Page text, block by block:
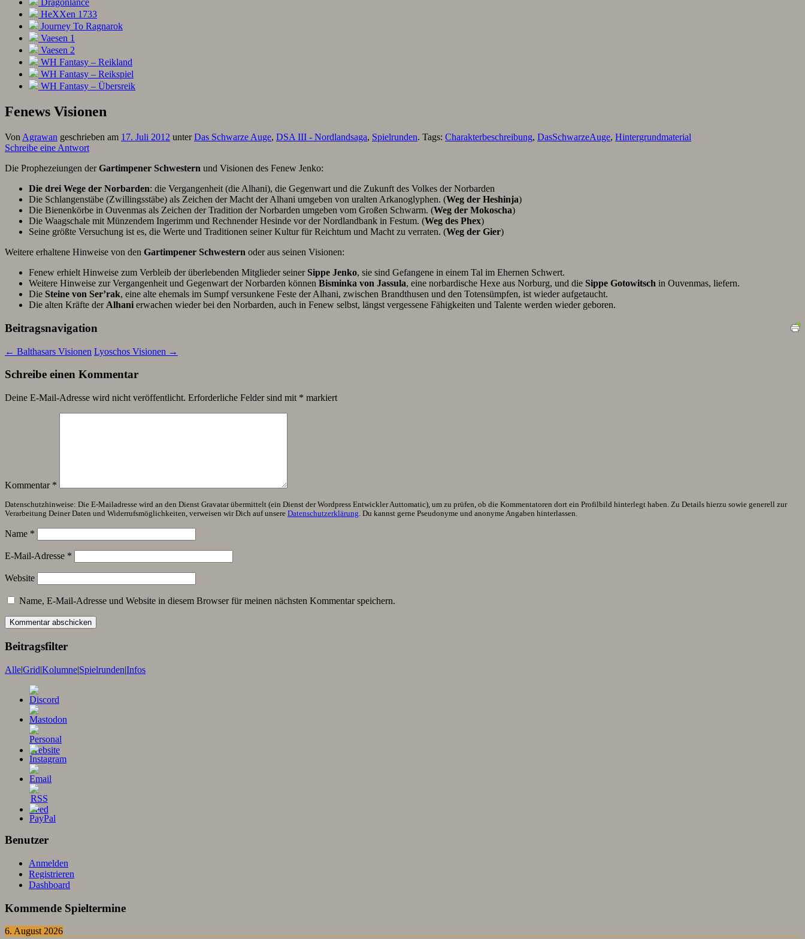
Dragonlance
HeXXen 1733
Journey To Ragnarok
Vaesen 1
Vaesen 2
WH Fantasy – Reikland
WH Fantasy – Reikspiel
WH Fantasy – Übersreik
Fenews Visionen
Von Agrawan geschrieben am 17. Juli 2012 unterDas Schwarze Auge, DSA III - Nordlandsaga, Spielrunden. Tags: Charakterbeschreibung, DasSchwarzeAuge, Hintergrundmaterial
Schreibe eine Antwort
Die Prophezeiungen derGartimpener Schwestern und Visionen des Fenew Jenko:
Die drei Wege der Norbarden: die Vergangenheit (die Alhani), die Gegenwart und die Zukunft des Volkes der Norbarden
Die Schlangenstäbe (Zwillingsstäbe) als Zeichen der Macht der Alhani umgeben von uralten Arkanoglyphen. (Weg der Heshinja)
Die Bienenkörbe in Ouvenmas als Zeichen der Tradition der Norbarden umgeben vom Großen Schwarm. (Weg der Mokoscha)
Die Waagschale mit Münzendem Ingerimm und Rechnender Hesinde vor der Nordlandbank in Festum. (Weg des Phex)
Seine größte Versuchung ist es, die Werte und Traditionen seiner Kultur für Reichtum und Macht zu verraten. (Weg der Gier)
Weitere erhaltene Hinweise von den Gartimpener Schwestern oder aus seinen Visionen:
Fenew erhielt Hinweise zum Verbleib der überlebenden Mitglieder seinerSippe Jenko, sie sind Gefangene in einem Tal im Ehernen Schwert.
Weitere Hinweise zur Vergangenheit und Gegenwart der Norbarden können Bisminka von Jassula, eine norbardische Hexe aus Norburg, und die Sippe Gotowitsch in Ouvenmas, liefern.
Die Steine von Ser’rak, eine alte ehemals im Sumpf versunkene Feste der Alhani, zwischen Brandthusen und den Totensümpfen, ist wieder aufgetaucht.
Die alten Kräfte der Alhani erwachen wieder bei den Norbarden, auch in Fenew selbst, längst vergessene Fähigkeiten und Talente werden wieder geboren.
Beitragsnavigation
← Balthasars Visionen Lyoschos Visionen →
Schreibe einen Kommentar
Deine E-Mail-Adresse wird nicht veröffentlicht. Erforderliche Felder sind mit * markiert
Kommentar *
Datenschutzhinweise: Die E-Mailadresse wird an den Dienst Gravatar übermittelt (ein Dienst der Wordpress Entwickler Auttomatic), um zu prüfen, ob die Kommentatoren dort ein Profilbild hinterlegt haben. Zu Details hierzu sowie generell zur
Verarbeitung Deiner Daten und Widerrufsmöglichkeiten, verweisen wir Dich auf unsere Datenschutzerklärung. Du kannst gerne Pseudonyme und anonyme Angaben hinterlassen.
Name *
E-Mail-Adresse *
Website
Name, E-Mail-Adresse und Website in diesem Browser für meinen nächsten Kommentar speichern.
Beitragsfilter
Alle|Grid|Kolumne|Spielrunden|Infos
Benutzer
Anmelden
Registrieren
Dashboard
Kommende Spieltermine
6. August 2026